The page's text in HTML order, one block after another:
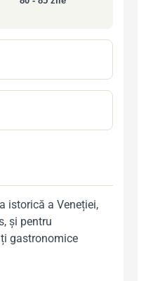
istorică a Veneției,
și pentru
gastronomice